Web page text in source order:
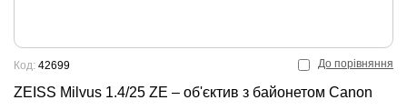
До порівняння
ZEISS Milvus 1.4/25 ZE – об'єктив з байонетом Canon
Код: 42699